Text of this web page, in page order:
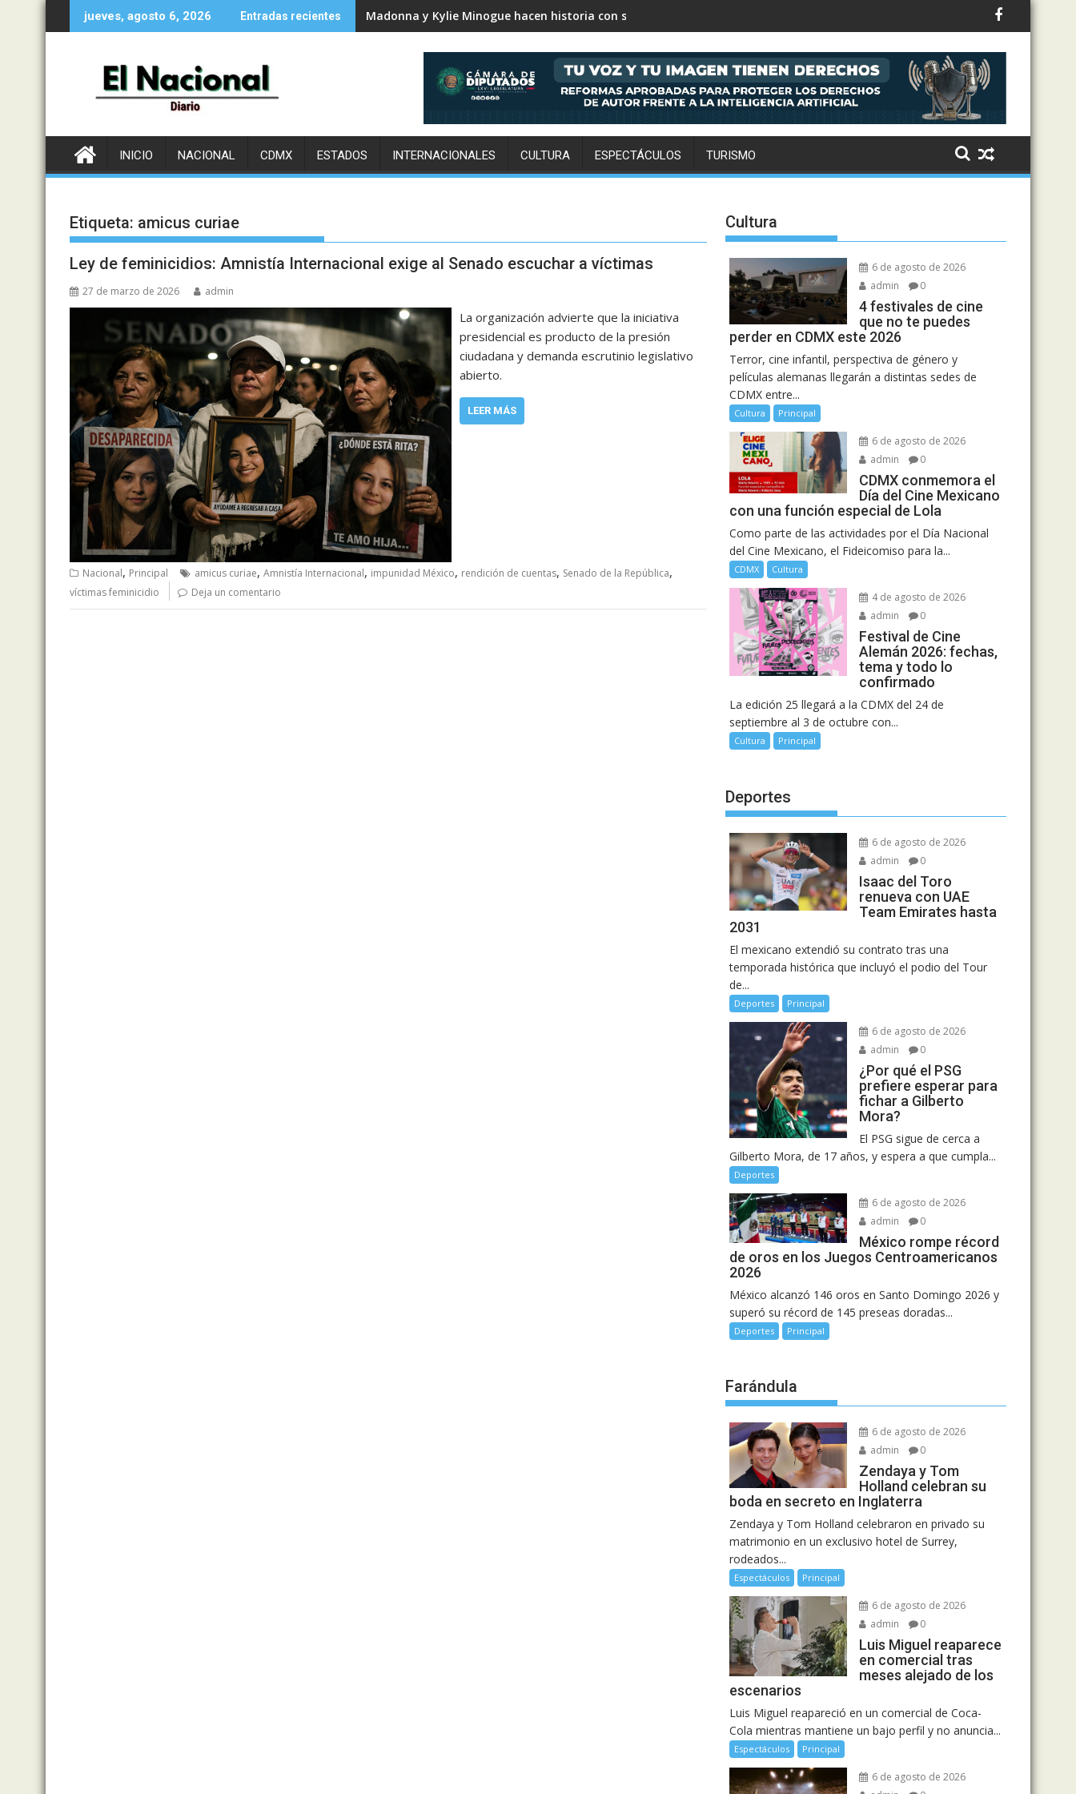
al
jueves, agosto 6, 2026 Entradas recientes Karol G revela el tracklist de No me arrepiento de sentir tanto: Drake, Bruno Mars y más estrellas se suman al álbum
Madonna y Kylie Minogue hacen historia con su primera colaboración: así suena el remix de Love Sensation
INICIO NACIONAL CDMX ESTADOS INTERNACIONALES CULTURA ESPECTÁCULOS TURISMO
Etiqueta: amicus curiae
Ley de feminicidios: Amnistía Internacional exige al Senado escuchar a víctimas
27 de marzo de 2026 admin
La organización advierte que la iniciativa
presidencial es producto de la presión
ciudadana y demanda escrutinio legislativo
abierto.
LEER MÁS
Nacional, Principal amicus curiae, Amnistía Internacional, impunidad México, rendición de cuentas, Senado de la República,
víctimas feminicidio Deja un comentario
Cultura
6 de agosto de 2026
admin
0
4 festivales de cine
que no te puedes
perder en CDMX este 2026
Terror, cine infantil, perspectiva de género y
películas alemanas llegarán a distintas sedes de
CDMX entre...
Cultura Principal
6 de agosto de 2026
admin
0
CDMX conmemora el
Día del Cine Mexicano
con una función especial de Lola
Como parte de las actividades por el Día Nacional
del Cine Mexicano, el Fideicomiso para la...
CDMX Cultura
4 de agosto de 2026
admin
0
Festival de Cine
Alemán 2026: fechas,
tema y todo lo
confirmado
La edición 25 llegará a la CDMX del 24 de
septiembre al 3 de octubre con...
Cultura Principal
Deportes
6 de agosto de 2026
admin
0
Isaac del Toro
renueva con UAE
Team Emirates hasta
2031
El mexicano extendió su contrato tras una
temporada histórica que incluyó el podio del Tour
de...
Deportes Principal
6 de agosto de 2026
admin
0
¿Por qué el PSG
prefiere esperar para
fichar a Gilberto
Mora?
El PSG sigue de cerca a
Gilberto Mora, de 17 años, y espera a que cumpla...
Deportes
6 de agosto de 2026
admin
0
México rompe récord
de oros en los Juegos Centroamericanos
2026
México alcanzó 146 oros en Santo Domingo 2026 y
superó su récord de 145 preseas doradas...
Deportes Principal
Farándula
6 de agosto de 2026
admin
0
Zendaya y Tom
Holland celebran su
boda en secreto en Inglaterra
Zendaya y Tom Holland celebraron en privado su
matrimonio en un exclusivo hotel de Surrey,
rodeados...
Espectáculos Principal
6 de agosto de 2026
admin
0
Luis Miguel reaparece
en comercial tras
meses alejado de los
escenarios
Luis Miguel reapareció en un comercial de Coca-
Cola mientras mantiene un bajo perfil y no anuncia...
Espectáculos Principal
6 de agosto de 2026